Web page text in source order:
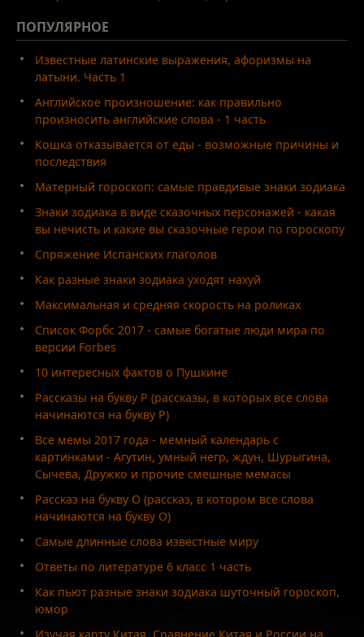
ПОПУЛЯРНОЕ
Известные латинские выражения, афоризмы на
латыни. Часть 1
Английское произношение: как правильно
произносить английские слова - 1 часть
Кошка отказывается от еды - возможные причины и
последствия
Матерный гороскоп: самые правдивые знаки зодиака
Знаки зодиака в виде сказочных персонажей - какая
вы нечисть и какие вы сказочные герои по гороскопу
Спряжение Испанских глаголов
Как разные знаки зодиака уходят нахуй
Максимальная и средняя скорость на роликах
Список Форбс 2017 - самые богатые люди мира по
версии Forbes
10 интересных фактов о Пушкине
Рассказы на букву Р (рассказы, в которых все слова
начинаются на букву Р)
Все мемы 2017 года - мемный календарь с
картинками - Агутин, умный негр, ждун, Шурыгина,
Сычева, Дружко и прочие смешные мемасы
Рассказ на букву О (рассказ, в котором все слова
начинаются на букву О)
Самые длинные слова известные миру
Ответы по литературе 6 класс 1 часть
Как пьют разные знаки зодиака шуточный гороскоп,
юмор